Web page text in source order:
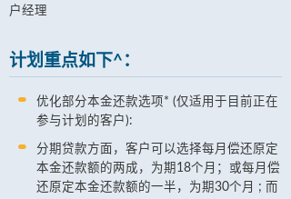
户经理
计划重点如下^：
优化部分本金还款选项* (仅适用于目前正在
参与计划的客户):
分期贷款方面，客户可以选择每月偿还原定
本金还款额的两成，为期18个月；或每月偿
还原定本金还款额的一半，为期30个月 ; 而